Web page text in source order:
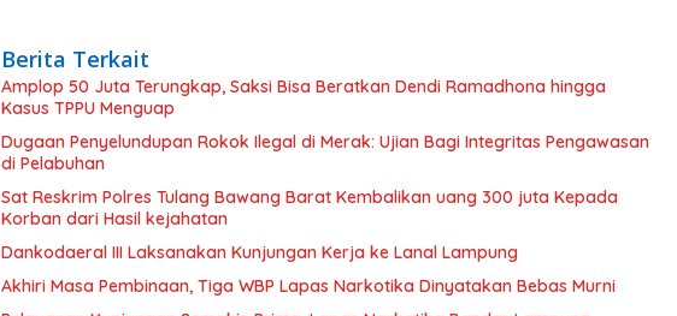
Berita Terkait
Amplop 50 Juta Terungkap, Saksi Bisa Beratkan Dendi Ramadhona hingga
Kasus TPPU Menguap
Dugaan Penyelundupan Rokok Ilegal di Merak: Ujian Bagi Integritas Pengawasan
di Pelabuhan
Sat Reskrim Polres Tulang Bawang Barat Kembalikan uang 300 juta Kepada
Korban dari Hasil kejahatan
Dankodaeral III Laksanakan Kunjungan Kerja ke Lanal Lampung
Akhiri Masa Pembinaan, Tiga WBP Lapas Narkotika Dinyatakan Bebas Murni